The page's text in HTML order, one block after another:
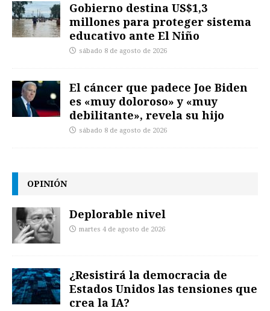
Gobierno destina US$1,3
millones para proteger sistema
educativo ante El Niño
sábado 8 de agosto de 2026
El cáncer que padece Joe Biden
es «muy doloroso» y «muy
debilitante», revela su hijo
sábado 8 de agosto de 2026
OPINIÓN
Deplorable nivel
martes 4 de agosto de 2026
¿Resistirá la democracia de
Estados Unidos las tensiones que
crea la IA?